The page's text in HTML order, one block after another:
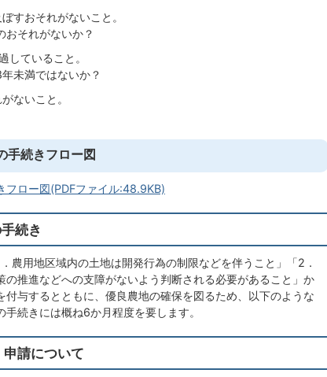
すおそれがないこと。
おそれがないか？
していること。
未満ではないか？
ないこと。
手続きフロー図
フロー図(PDFファイル:48.9KB)
続き
農用地区域内の土地は開発行為の制限などを伴うこと」「2．
推進などへの支障がないよう判断される必要があること」か
与するとともに、優良農地の確保を図るため、以下のような
続きには概ね6か月程度を要します。
請について